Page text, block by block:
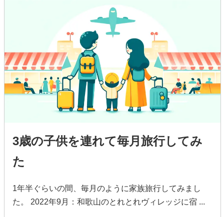
3歳の子供を連れて毎月旅行してみ
た
1年半ぐらいの間、毎月のように家族旅行してみまし
た。 2022年9月：和歌山のとれとれヴィレッジに宿 ...